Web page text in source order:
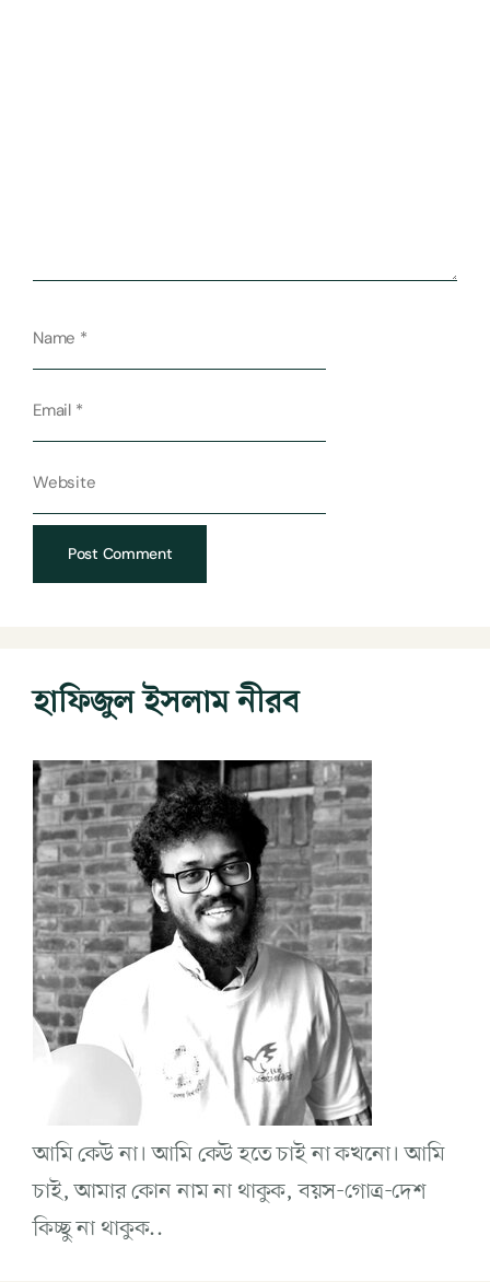
হাফিজুল ইসলাম নীরব
আমি কেউ না। আমি কেউ হতে চাই না কখনো। আমি
চাই, আমার কোন নাম না থাকুক, বয়স-গোত্র-দেশ
কিচ্ছু না থাকুক..